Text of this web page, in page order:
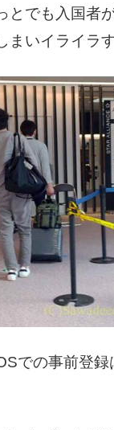
とでも入国者
まいイライラす
での事前登録